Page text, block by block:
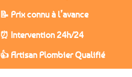
📝 Prix connu à l’avance
⏰ Intervention 24h/24
👍 Artisan Plombier Qualifié